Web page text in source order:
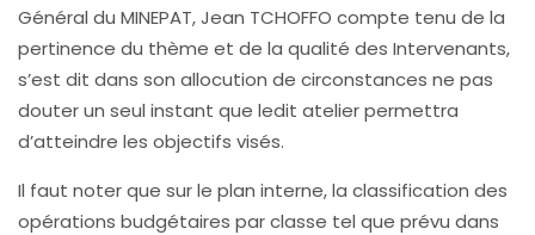
Général du MINEPAT, Jean TCHOFFO compte tenu de la
pertinence du thème et de la qualité des Intervenants,
s’est dit dans son allocution de circonstances ne pas
douter un seul instant que ledit atelier permettra
d’atteindre les objectifs visés.
Il faut noter que sur le plan interne, la classification des
opérations budgétaires par classe tel que prévu dans